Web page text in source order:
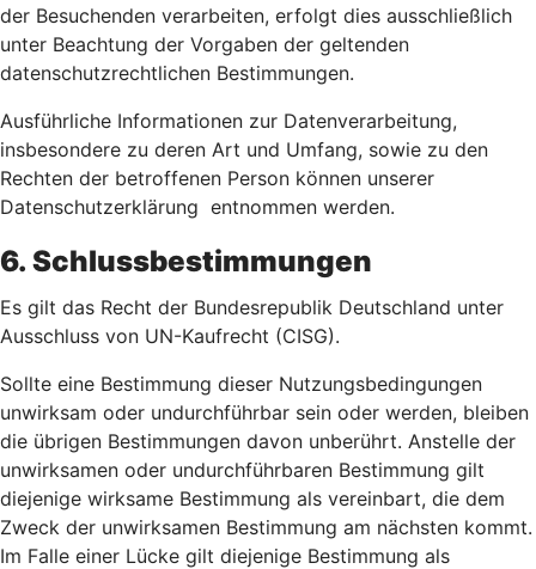
der Besuchenden verarbeiten, erfolgt dies ausschließlich
unter Beachtung der Vorgaben der geltenden
datenschutzrechtlichen Bestimmungen.
Ausführliche Informationen zur Datenverarbeitung,
insbesondere zu deren Art und Umfang, sowie zu den
Rechten der betroffenen Person können unserer
Datenschutzerklärung entnommen werden.
6. Schlussbestimmungen
Es gilt das Recht der Bundesrepublik Deutschland unter
Ausschluss von UN-Kaufrecht (CISG).
Sollte eine Bestimmung dieser Nutzungsbedingungen
unwirksam oder undurchführbar sein oder werden, bleiben
die übrigen Bestimmungen davon unberührt. Anstelle der
unwirksamen oder undurchführbaren Bestimmung gilt
diejenige wirksame Bestimmung als vereinbart, die dem
Zweck der unwirksamen Bestimmung am nächsten kommt.
Im Falle einer Lücke gilt diejenige Bestimmung als